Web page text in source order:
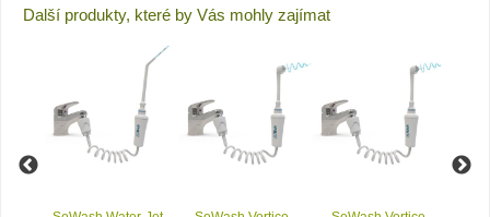
Další produkty, které by Vás mohly zajímat